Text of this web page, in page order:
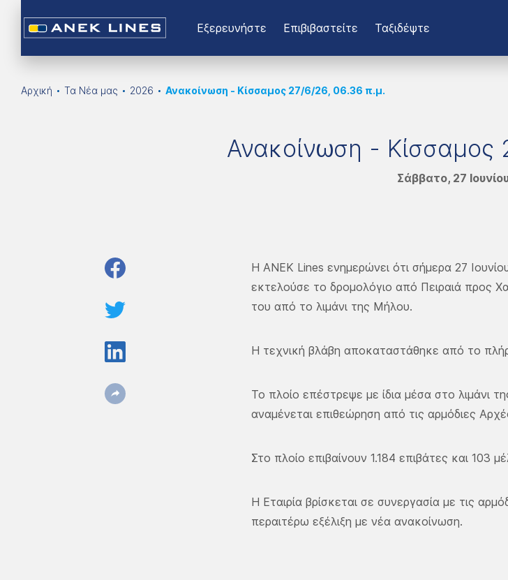
Εξερευνήστε Επιβιβαστείτε Ταξιδέψτε
Αρχική Τα Νέα μας 2026 Ανακοίνωση - Κίσσαμος 27/6/26, 06.36 π.μ.
Ανακοίνωση - Κίσσαμος
Σάββατο, 27
Η ANEK Lines ενημερώνει ότι σήμερα 27
εκτελούσε το δρομολόγιο από Πειραιά προς
του από το λιμάνι της Μήλου.
Η τεχνική βλάβη αποκαταστάθηκε από το
Το πλοίο επέστρεψε με ίδια μέσα στο λιμάνι
αναμένεται επιθεώρηση από τις αρμόδιες
Στο πλοίο επιβαίνουν 1.184 επιβάτες και 103
Η Εταιρία βρίσκεται σε συνεργασία με τις
περαιτέρω εξέλιξη με νέα ανακοίνωση.